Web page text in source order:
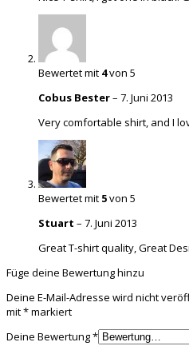
Bewertet mit 4von 5
Cobus Bester– 7. Juni 2013
Very comfortable shirt, and I
Bewertet mit 5von 5
Stuart – 7. Juni 2013
Great T-shirt quality, Great
Füge deine Bewertung hinzu
Deine E-Mail-Adresse wird nicht
mit*markiert
Deine Bewertung*